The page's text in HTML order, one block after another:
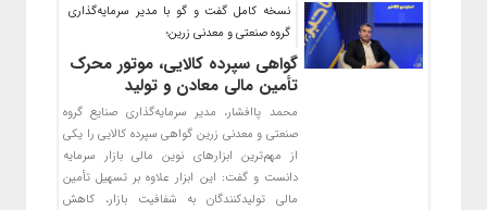
نسخه کامل گفت و گو با مدیر سرمایه‌گذاری
گروه صنعتی و معدنی زرین؛
گواهی سپرده کالایی، موتور محرک
تأمین مالی معادن و تولید
محمد پاافشار، مدیر سرمایه‌گذاری صنایع گروه
صنعتی و معدنی زرین گواهی سپرده کالایی را یکی
از مهم‌ترین ابزارهای نوین مالی بازار سرمایه
دانست و گفت: این ابزار علاوه بر تسهیل تأمین
مالی تولیدکنندگان به شفافیت بازار، کاهش